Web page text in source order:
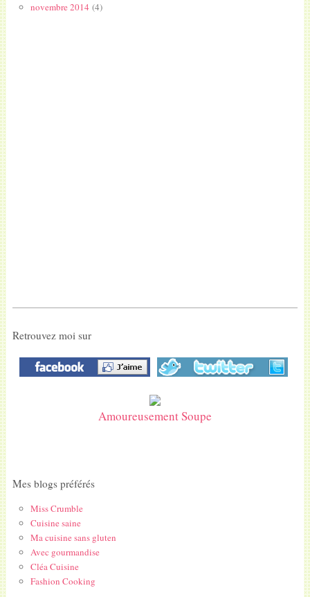
novembre 2014(4)
Retrouvez moi sur
Amoureusement Soupe
Mes blogs préférés
Miss Crumble
Cuisine saine
Ma cuisine sans gluten
Avec gourmandise
Cléa Cuisine
Fashion Cooking